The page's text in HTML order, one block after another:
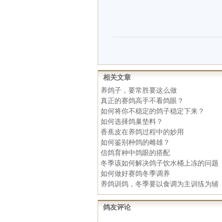
相关文章
养鸽子，要常胜要这么做
真正的赛鸽高手不看鸽眼？
如何将你不稳定的鸽子稳定下来？
如何选择鸽巢垫料？
香蕉皮在养鸽过程中的妙用
如何鉴别种鸽的雌雄？
信鸽育种中鸽眼的搭配
冬季该如何解决鸽子饮水桶上冻的问题
如何做好赛鸽冬季调养
养鸽训鸽，冬季要以食调为主训练为辅
鸽友评论